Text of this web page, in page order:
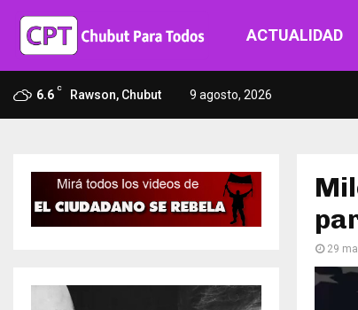
ACTUALIDAD
6.6 C Rawson, Chubut 9 agosto, 2026
29